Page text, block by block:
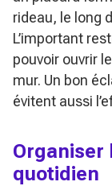
rideau, le long
L’important
pouvoir ouvrir
mur. Un bon
évitent aussi
Organiser
quotidien